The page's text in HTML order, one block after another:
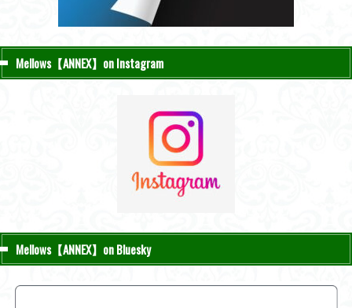
Mellows【ANNEX】on Instagram
Mellows【ANNEX】on Bluesky